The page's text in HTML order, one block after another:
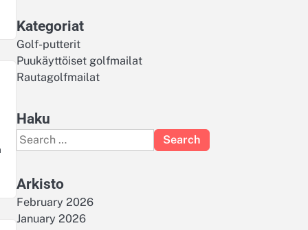
Kategoriat
Golf-putterit
Puukäyttöiset golfmailat
Rautagolfmailat
Haku
Search
for:
Arkisto
February 2026
January 2026